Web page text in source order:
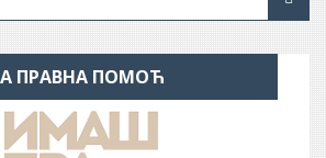
ПРАВНА ПОМОЋ